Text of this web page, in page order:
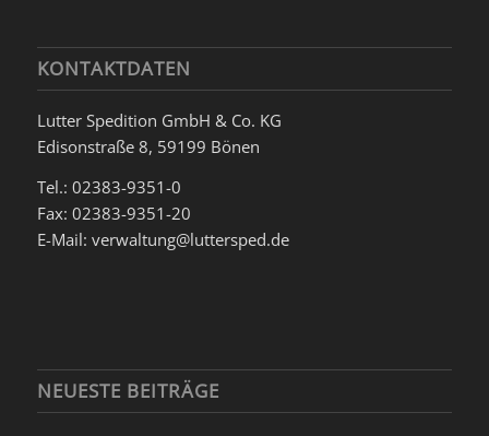
KONTAKTDATEN
Lutter Spedition GmbH & Co. KG
Edisonstraße 8, 59199 Bönen
Tel.: 02383-9351-0
Fax: 02383-9351-20
E-Mail: verwaltung@luttersped.de
NEUESTE BEITRÄGE